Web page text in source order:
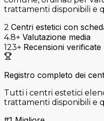
trattamenti disponibili e
2 Centri estetici con
4.8+ Valutazione media
123+ Recensioni verificate
Registro completo dei
Tutti i centri estetici
trattamenti disponibili e